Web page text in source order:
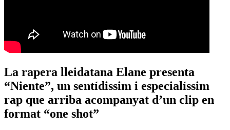
La rapera lleidatana Elane presenta
“Niente”, un sentídissim i especialíssim
rap que arriba acompanyat d’un clip en
format “one shot”